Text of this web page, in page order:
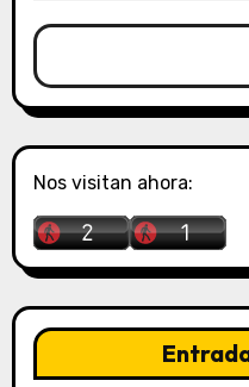
Nos visitan ahora: